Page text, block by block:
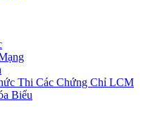
Thi Các Chứng Chỉ LCM
Biểu